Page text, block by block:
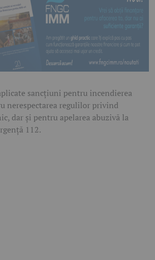
sancțiuni pentru incendierea
nerespectarea regulilor privind
dar și pentru apelarea abuzivă la
112.